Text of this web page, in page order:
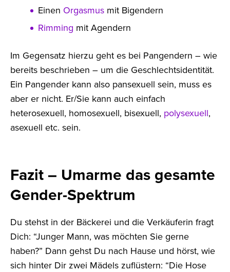
Einen Orgasmus mit Bigendern
Rimming mit Agendern
Im Gegensatz hierzu geht es bei Pangendern – wie
bereits beschrieben – um die Geschlechtsidentität.
Ein Pangender kann also pansexuell sein, muss es
aber er nicht. Er/Sie kann auch einfach
heterosexuell, homosexuell, bisexuell, polysexuell,
asexuell etc. sein.
Fazit – Umarme das gesamte
Gender-Spektrum
Du stehst in der Bäckerei und die Verkäuferin fragt
Dich: “Junger Mann, was möchten Sie gerne
haben?” Dann gehst Du nach Hause und hörst, wie
sich hinter Dir zwei Mädels zuflüstern: “Die Hose